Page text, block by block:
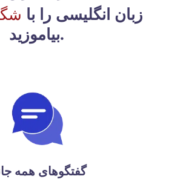
زبان انگلیسی را با
بیاموزید.
گفتگوهای همه